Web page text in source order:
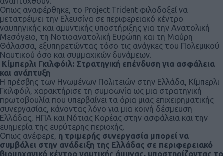
Όπως αναφέρθηκε, το Project Trident φιλοδοξεί να
μετατρέψει την Ελευσίνα σε περιφερειακό κέντρο
ναυπηγικής και αμυντικής υποστήριξης για την Ανατολική
Μεσόγειο, τη Νοτιοανατολική Ευρώπη και τη Μαύρη
Θάλασσα, εξυπηρετώντας τόσο τις ανάγκες του Πολεμικού
Ναυτικού όσο και συμμαχικών δυνάμεων.
Κίμπερλι Γκιλφόιλ: Στρατηγική επένδυση για ασφάλεια
και ανάπτυξη
Η πρέσβης των Ηνωμένων Πολιτειών στην Ελλάδα, Κίμπερλι
Γκιλφόιλ, χαρακτήρισε τη συμφωνία ως μια στρατηγική
πρωτοβουλία που υπερβαίνει τα όρια μιας επιχειρηματικής
συνεργασίας, κάνοντας λόγο για μια κοινή δέσμευση
Ελλάδας, ΗΠΑ και Νότιας Κορέας στην ασφάλεια και την
ευημερία της ευρύτερης περιοχής.
Όπως ανέφερε, η τριμερής συνεργασία μπορεί να
συμβάλει στην ανάδειξη της Ελλάδας σε περιφερειακό
βιομηχανικό κέντρο ναυτικής άμυνας, υποστηρίζοντας το